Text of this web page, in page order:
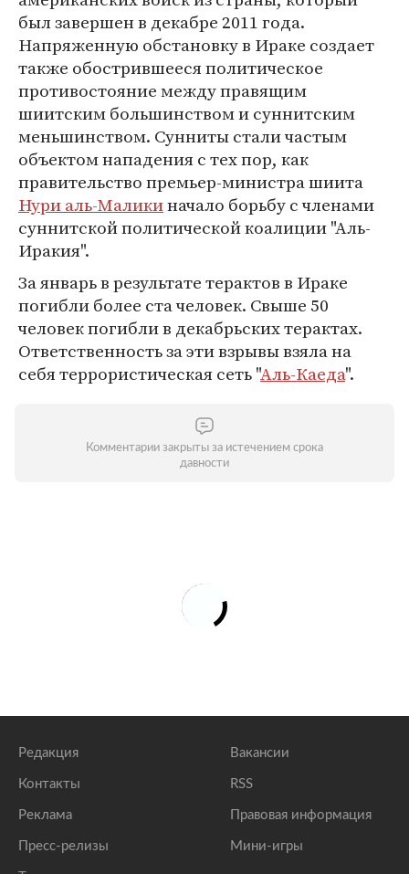
был завершен в декабре 2011 года.
Напряженную обстановку в Ираке создает
также обострившееся политическое
противостояние между правящим
шиитским большинством и суннитским
меньшинством. Сунниты стали частым
объектом нападения с тех пор, как
правительство премьер-министра шиита
Нури аль-Маликиначало борьбу с членами
суннитской политической коалиции "Аль-
Иракия".
За январь в результате терактов в Ираке
погибли более ста человек. Свыше 50
человек погибли в декабрьских терактах.
Ответственность за эти взрывы взяла на
себя террористическая сеть "Аль-Каеда".
Комментарии закрыты за истечением срока
давности
Редакция
Контакты
Реклама
Пресс-релизы
Вакансии
RSS
Правовая информация
Мини-игры